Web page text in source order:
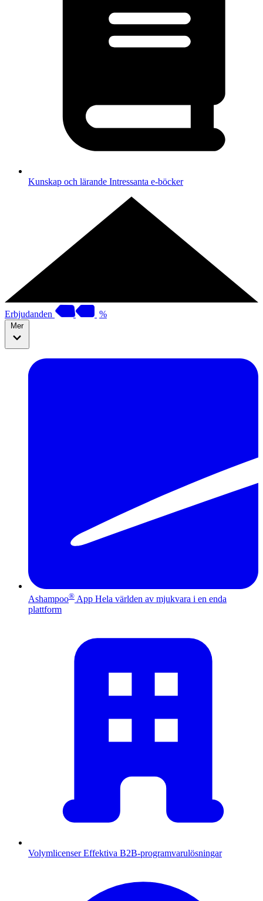
Kunskap och lärande Intressanta e-böcker
Erbjudanden %
Mer
Ashampoo® App Hela världen av mjukvara i en enda
plattform
Volymlicenser Effektiva B2B-programvarulösningar